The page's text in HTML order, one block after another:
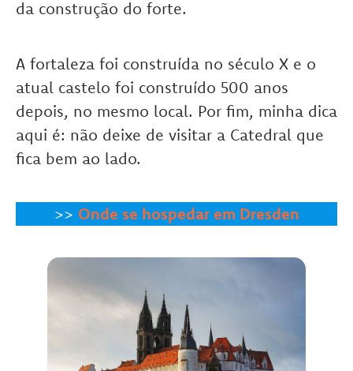
da construção do forte.
A fortaleza foi construída no século X e o
atual castelo foi construído 500 anos
depois, no mesmo local. Por fim, minha dica
aqui é: não deixe de visitar a Catedral que
fica bem ao lado.
>> Onde se hospedar em Dresden